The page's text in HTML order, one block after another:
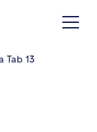
Tab 13